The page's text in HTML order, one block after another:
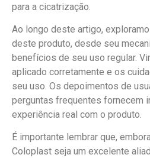
para a cicatrização.
Ao longo deste artigo,
deste produto, desde seu
benefícios de seu uso regular.
aplicado corretamente e os
seu uso. Os depoimentos de
perguntas frequentes fornecem
experiência real com o produto.
É importante lembrar que,
Coloplast seja um excelente